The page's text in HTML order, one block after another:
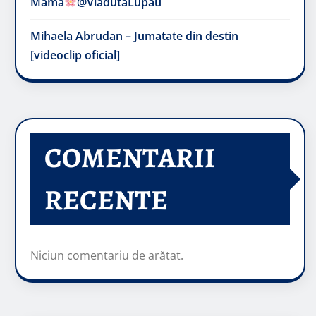
Mihaela Abrudan – Jumatate din destin
[videoclip oficial]
COMENTARII
RECENTE
Niciun comentariu de arătat.